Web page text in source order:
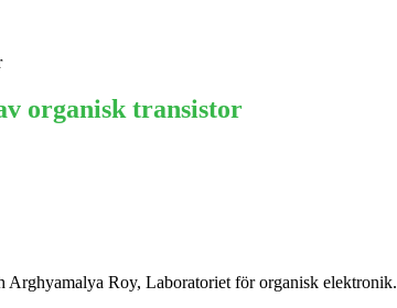
organisk transistor
Arghyamalya Roy, Laboratoriet för organisk elektronik.